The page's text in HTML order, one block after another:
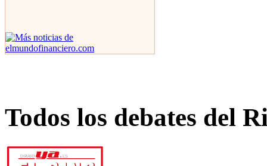
Todos los debates del